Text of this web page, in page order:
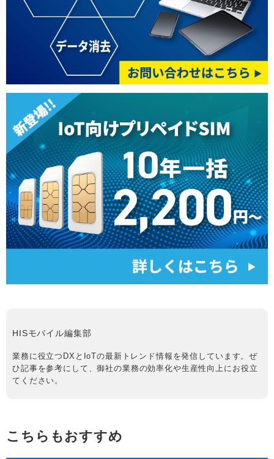
HISモバイル編集部
業務に役立つDXとIoTの最新トレンド情報を発信しています。ぜ
ひ記事を参考にして、御社の業務の効率化や生産性向上にお役立
てください。
こちらもおすすめ